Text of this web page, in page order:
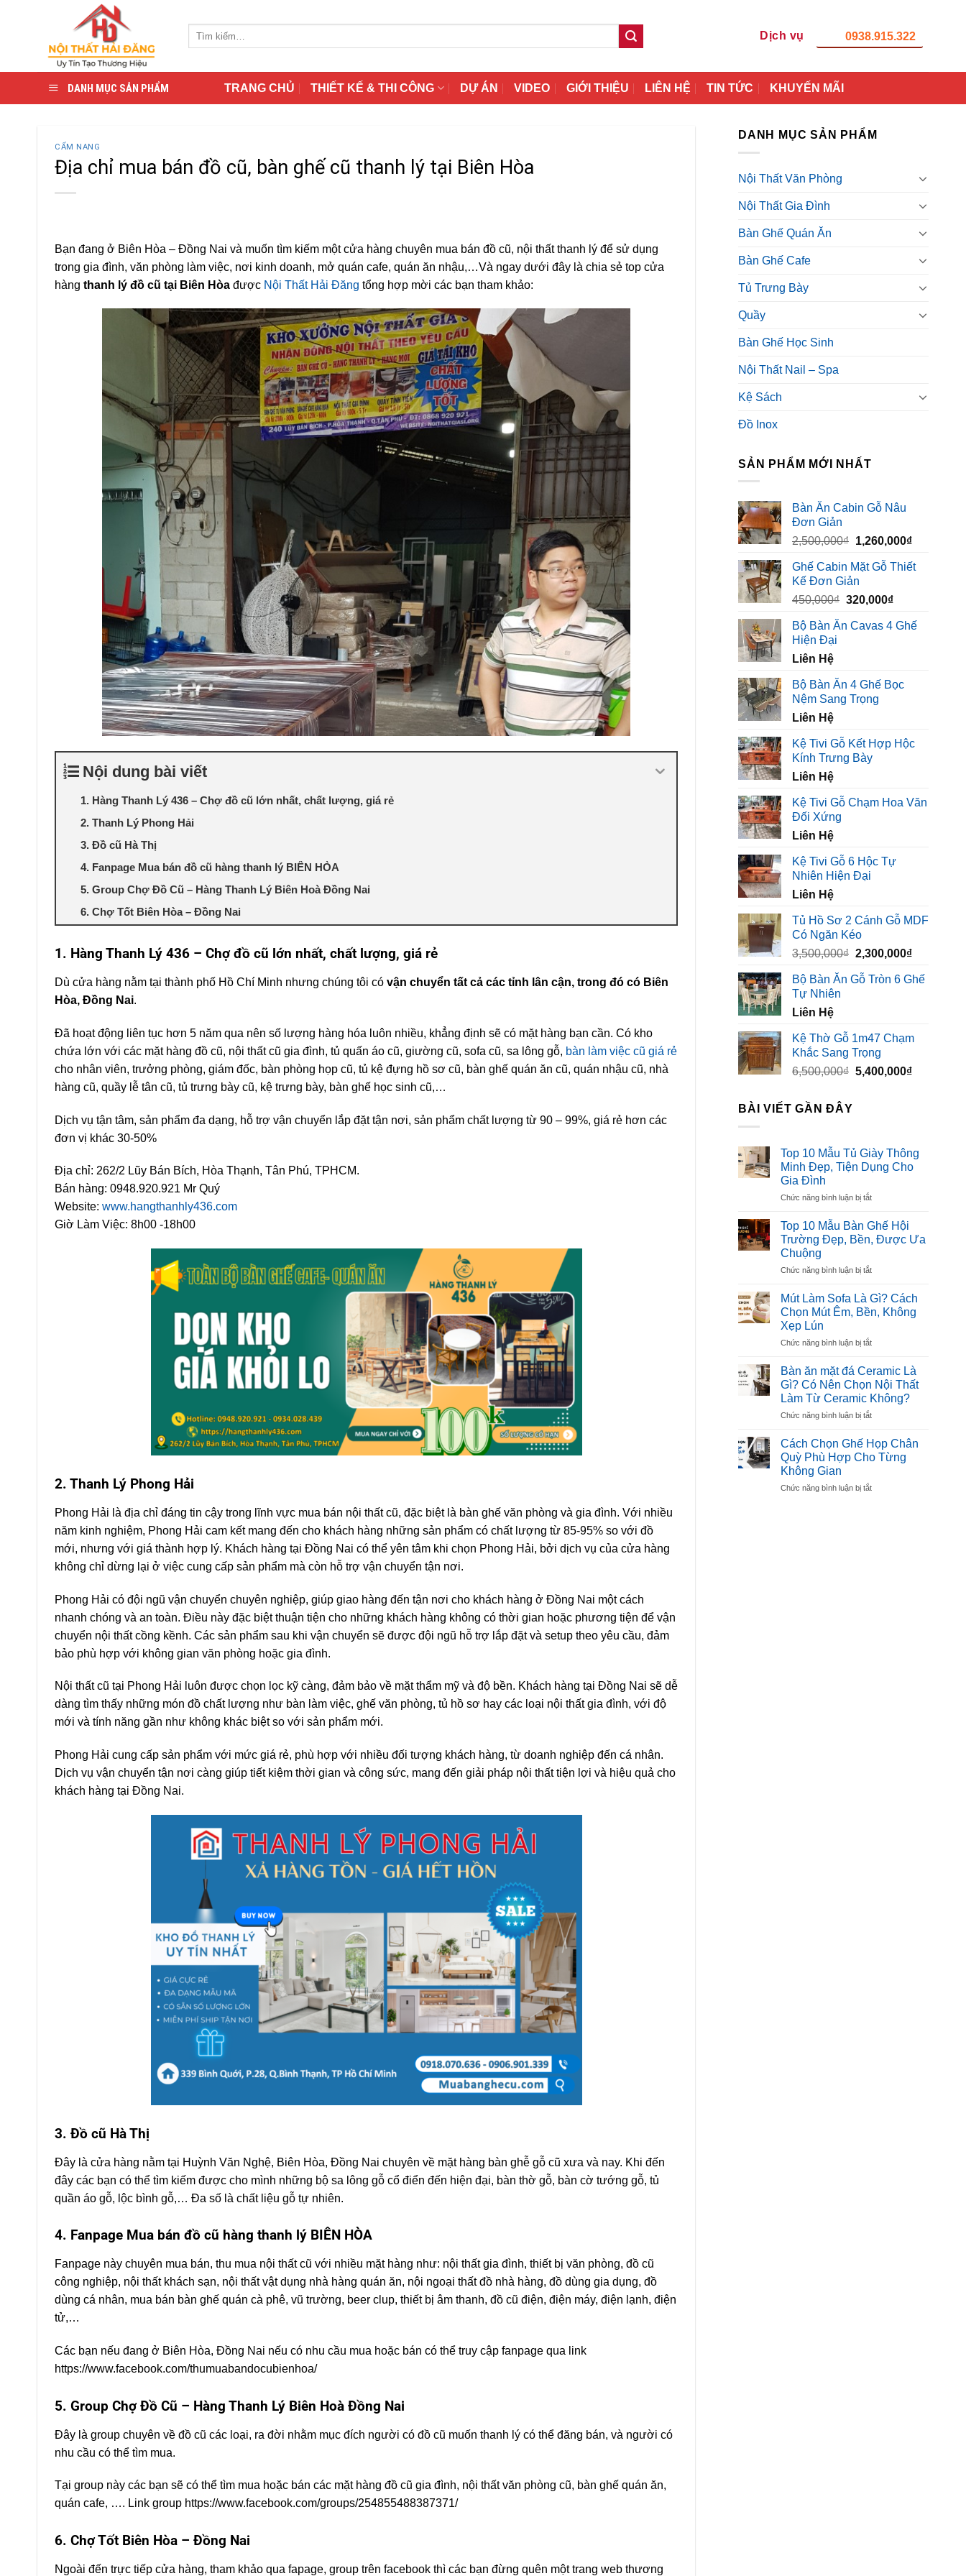
Dịch vụ 0938.915.322
DANH MỤC SẢN PHẨM TRANG CHỦ THIẾT KẾ & THI CÔNG DỰ ÁN VIDEO GIỚI THIỆU LIÊN HỆ TIN TỨC KHUYẾN MÃI
CẨM NANG
Địa chỉ mua bán đồ cũ, bàn ghế cũ thanh lý tại Biên Hòa
Bạn đang ở Biên Hòa – Đồng Nai và muốn tìm kiếm một cửa hàng chuyên mua bán đồ cũ, nội thất thanh lý để sử dụng
trong gia đình, văn phòng làm việc, nơi kinh doanh, mở quán cafe, quán ăn nhậu,…Và ngay dưới đây là chia sẻ top cửa
hàng thanh lý đồ cũ tại Biên Hòa được Nội Thất Hải Đăng tổng hợp mời các bạn tham khảo:
Nội dung bài viết
1. Hàng Thanh Lý 436 – Chợ đồ cũ lớn nhất, chất lượng, giá rẻ
2. Thanh Lý Phong Hải
3. Đồ cũ Hà Thị
4. Fanpage Mua bán đồ cũ hàng thanh lý BIÊN HÒA
5. Group Chợ Đồ Cũ – Hàng Thanh Lý Biên Hoà Đồng Nai
6. Chợ Tốt Biên Hòa – Đồng Nai
1. Hàng Thanh Lý 436 – Chợ đồ cũ lớn nhất, chất lượng, giá rẻ
Dù cửa hàng nằm tại thành phố Hồ Chí Minh nhưng chúng tôi có vận chuyển tất cả các tỉnh lân cận, trong đó có Biên
Hòa, Đồng Nai.
Đã hoạt động liên tục hơn 5 năm qua nên số lượng hàng hóa luôn nhiều, khẳng định sẽ có mặt hàng bạn cần. Có kho
chứa lớn với các mặt hàng đồ cũ, nội thất cũ gia đình, tủ quấn áo cũ, giường cũ, sofa cũ, sa lông gỗ, bàn làm việc cũ giá rẻ
cho nhân viên, trưởng phòng, giám đốc, bàn phòng họp cũ, tủ kệ đựng hồ sơ cũ, bàn ghế quán ăn cũ, quán nhậu cũ, nhà
hàng cũ, quầy lễ tân cũ, tủ trưng bày cũ, kệ trưng bày, bàn ghế học sinh cũ,…
Dịch vụ tận tâm, sản phẩm đa dạng, hỗ trợ vận chuyển lắp đặt tận nơi, sản phẩm chất lượng từ 90 – 99%, giá rẻ hơn các
đơn vị khác 30-50%
Địa chỉ: 262/2 Lũy Bán Bích, Hòa Thạnh, Tân Phú, TPHCM.
Bán hàng: 0948.920.921 Mr Quý
Website: www.hangthanhly436.com
Giờ Làm Việc: 8h00 -18h00
2. Thanh Lý Phong Hải
Phong Hải là địa chỉ đáng tin cậy trong lĩnh vực mua bán nội thất cũ, đặc biệt là bàn ghế văn phòng và gia đình. Với nhiều
năm kinh nghiệm, Phong Hải cam kết mang đến cho khách hàng những sản phẩm có chất lượng từ 85-95% so với đồ
mới, nhưng với giá thành hợp lý. Khách hàng tại Đồng Nai có thể yên tâm khi chọn Phong Hải, bởi dịch vụ của cửa hàng
không chỉ dừng lại ở việc cung cấp sản phẩm mà còn hỗ trợ vận chuyển tận nơi.
Phong Hải có đội ngũ vận chuyển chuyên nghiệp, giúp giao hàng đến tận nơi cho khách hàng ở Đồng Nai một cách
nhanh chóng và an toàn. Điều này đặc biệt thuận tiện cho những khách hàng không có thời gian hoặc phương tiện để vận
chuyển nội thất cồng kềnh. Các sản phẩm sau khi vận chuyển sẽ được đội ngũ hỗ trợ lắp đặt và setup theo yêu cầu, đảm
bảo phù hợp với không gian văn phòng hoặc gia đình.
Nội thất cũ tại Phong Hải luôn được chọn lọc kỹ càng, đảm bảo về mặt thẩm mỹ và độ bền. Khách hàng tại Đồng Nai sẽ dễ
dàng tìm thấy những món đồ chất lượng như bàn làm việc, ghế văn phòng, tủ hồ sơ hay các loại nội thất gia đình, với độ
mới và tính năng gần như không khác biệt so với sản phẩm mới.
Phong Hải cung cấp sản phẩm với mức giá rẻ, phù hợp với nhiều đối tượng khách hàng, từ doanh nghiệp đến cá nhân.
Dịch vụ vận chuyển tận nơi càng giúp tiết kiệm thời gian và công sức, mang đến giải pháp nội thất tiện lợi và hiệu quả cho
khách hàng tại Đồng Nai.
3. Đồ cũ Hà Thị
Đây là cửa hàng nằm tại Huỳnh Văn Nghệ, Biên Hòa, Đồng Nai chuyên về mặt hàng bàn ghễ gỗ cũ xưa và nay. Khi đến
đây các bạn có thể tìm kiếm được cho mình những bộ sa lông gỗ cổ điển đến hiện đại, bàn thờ gỗ, bàn cờ tướng gỗ, tủ
quần áo gỗ, lộc bình gỗ,… Đa số là chất liệu gỗ tự nhiên.
4. Fanpage Mua bán đồ cũ hàng thanh lý BIÊN HÒA
Fanpage này chuyên mua bán, thu mua nội thất cũ với nhiều mặt hàng như: nội thất gia đình, thiết bị văn phòng, đồ cũ
công nghiệp, nội thất khách sạn, nội thất vật dụng nhà hàng quán ăn, nội ngoại thất đồ nhà hàng, đồ dùng gia dụng, đồ
dùng cá nhân, mua bán bàn ghế quán cà phê, vũ trường, beer clup, thiết bị âm thanh, đồ cũ điện, điện máy, điện lạnh, điện
tử,…
Các bạn nếu đang ở Biên Hòa, Đồng Nai nếu có nhu cầu mua hoặc bán có thể truy cập fanpage qua link
https://www.facebook.com/thumuabandocubienhoa/
5. Group Chợ Đồ Cũ – Hàng Thanh Lý Biên Hoà Đồng Nai
Đây là group chuyên về đồ cũ các loại, ra đời nhằm mục đích người có đồ cũ muốn thanh lý có thể đăng bán, và người có
nhu cầu có thể tìm mua.
Tại group này các bạn sẽ có thể tìm mua hoặc bán các mặt hàng đồ cũ gia đình, nội thất văn phòng cũ, bàn ghế quán ăn,
quán cafe, …. Link group https://www.facebook.com/groups/254855488387371/
6. Chợ Tốt Biên Hòa – Đồng Nai
Ngoài đến trực tiếp cửa hàng, tham khảo qua fapage, group trên facebook thì các bạn đừng quên một trang web thương
DANH MỤC SẢN PHẨM
Nội Thất Văn Phòng
Nội Thất Gia Đình
Bàn Ghế Quán Ăn
Bàn Ghế Cafe
Tủ Trưng Bày
Quầy
Bàn Ghế Học Sinh
Nội Thất Nail – Spa
Kệ Sách
Đồ Inox
SẢN PHẨM MỚI NHẤT
Bàn Ăn Cabin Gỗ Nâu
Đơn Giản
2,500,000₫ Giá
là:
2,500,000₫.
1,260,000₫Giá
tại
Ghế Cabin Mặt Gỗ Thiết
Kế Đơn Giản
450,000₫ Giá
là:
320,000₫Giá
tại
Bộ Bàn Ăn Cavas 4 Ghế
Hiện Đại
Liên Hệ
Bộ Bàn Ăn 4 Ghế Bọc
Nệm Sang Trọng
Liên Hệ
Kệ Tivi Gỗ Kết Hợp Hộc
Kính Trưng Bày
Liên Hệ
Kệ Tivi Gỗ Chạm Hoa Văn
Đối Xứng
Liên Hệ
Kệ Tivi Gỗ 6 Hộc Tự
Nhiên Hiện Đại
Liên Hệ
Tủ Hồ Sơ 2 Cánh Gỗ MDF
Có Ngăn Kéo
3,500,000₫ Giá
là:
2,300,000₫Giá
tại
Bộ Bàn Ăn Gỗ Tròn 6 Ghế
Tự Nhiên
Liên Hệ
Kệ Thờ Gỗ 1m47 Chạm
Khắc Sang Trọng
6,500,000₫ Giá
5,400,000₫Giá
BÀI VIẾT GẦN ĐÂY
Top 10 Mẫu Tủ Giày Thông
Minh Đẹp, Tiện Dụng Cho
Gia Đình
Chức năng bình luận bị tắtở
10
Mẫu
Tủ
Thông
Đẹp,
Tiện
Dụng
Gia
Top 10 Mẫu Bàn Ghế Hội
Trường Đẹp, Bền, Được Ưa
Chuộng
Chức năng bình luận bị tắtở
10
Mẫu
Bàn
Hội
Đẹp,
Bền,
Được
Ưa
Chuộng
Mút Làm Sofa Là Gì? Cách
Chọn Mút Êm, Bền, Không
Xẹp Lún
Chức năng bình luận bị tắtở
Sofa
Là
Gì?
Cách
Mút
Êm,
Bền,
Xẹp
Bàn ăn mặt đá Ceramic Là
Gì? Có Nên Chọn Nội Thất
Làm Từ Ceramic Không?
Chức năng bình luận bị tắtở
ăn
mặt
đá
Là
Cách Chọn Ghế Họp Chân
Quỳ Phù Hợp Cho Từng
Không Gian
Chức năng bình luận bị tắtở